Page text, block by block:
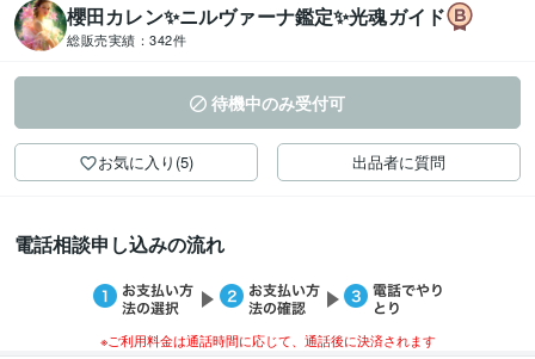
櫻田カレン✨ニルヴァーナ鑑定✨光魂ガイド
総販売実績： 342件
待機中のみ受付可
お気に入り(5) 出品者に質問
電話相談申し込みの流れ
※ご利用料金は通話時間に応じて、通話後に決済されます